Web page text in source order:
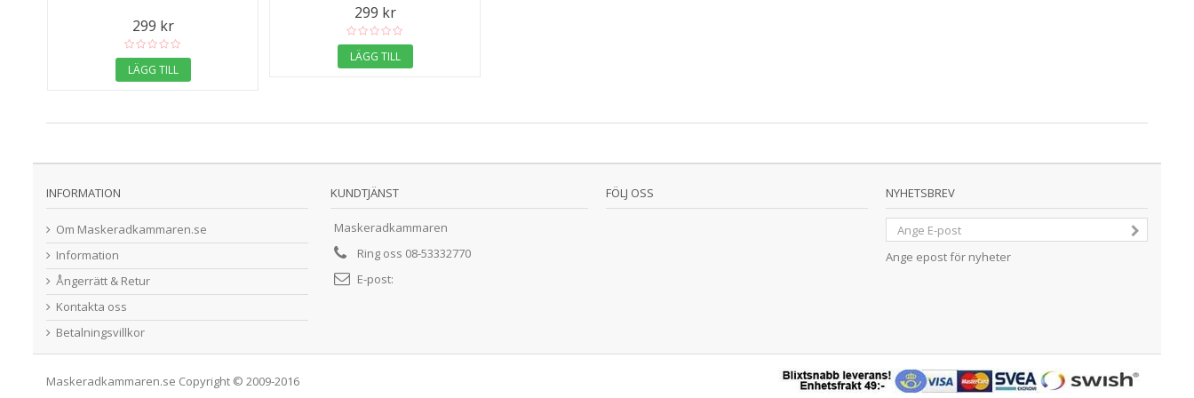
299 kr
LÄGG TILL
299 kr
LÄGG TILL
INFORMATION
Om Maskeradkammaren.se
Information
Ångerrätt & Retur
Kontakta oss
Betalningsvillkor
KUNDTJÄNST
Maskeradkammaren
Ring oss 08-53332770
E-post:
FÖLJ OSS NYHETSBREV
Ange epost för nyheter
Maskeradkammaren.se Copyright © 2009-2016